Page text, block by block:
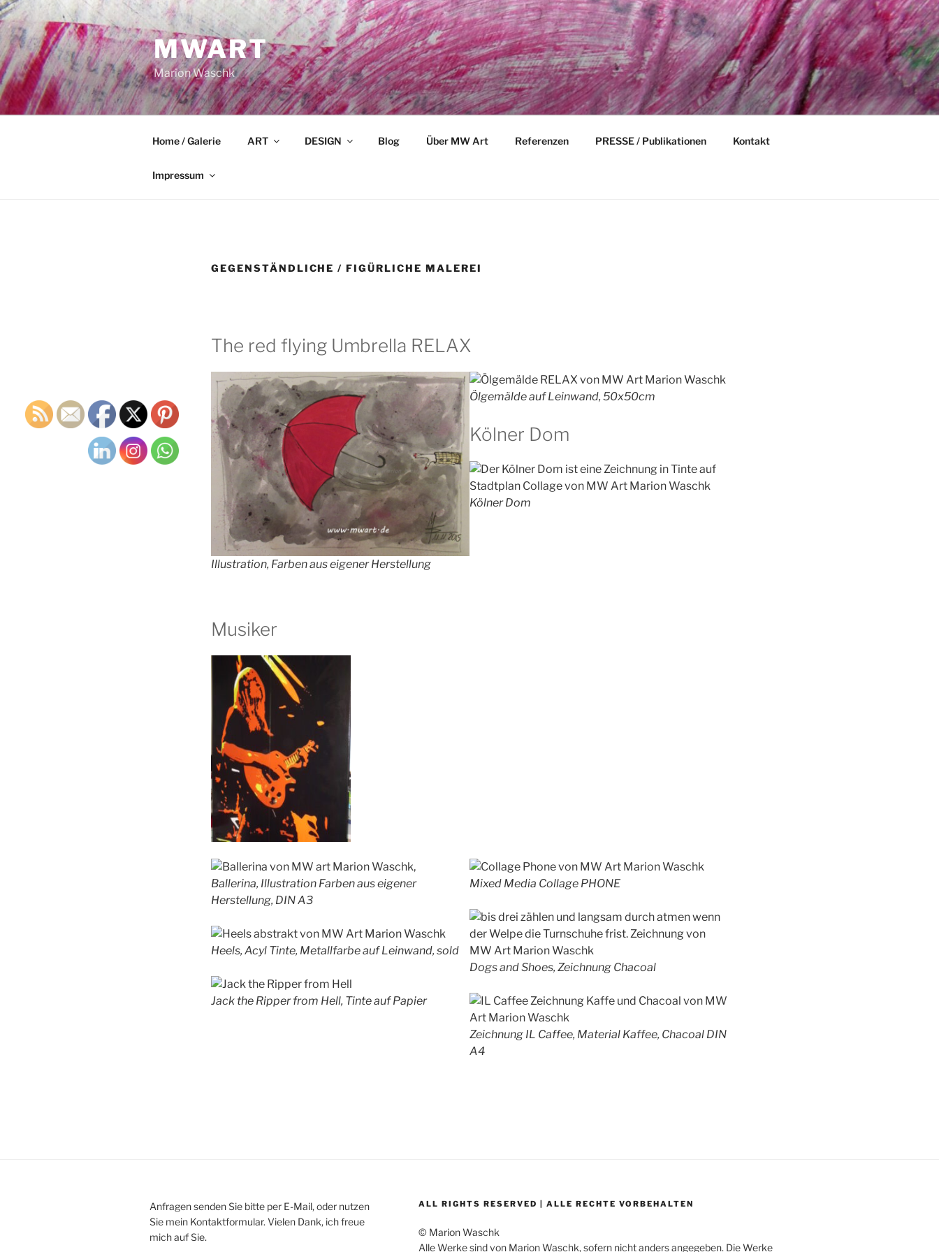
Zum
Inhalt
springen
MWART
Marion Waschk
Home / Galerie ART DESIGN Blog Über MW Art Referenzen PRESSE / Publikationen Kontakt
Impressum
GEGENSTÄNDLICHE / FIGÜRLICHE MALEREI
The red flying Umbrella RELAX
Illustration, Farben aus eigener Herstellung
Musiker
Ölgemälde auf Leinwand, 50x50cm
Kölner Dom
Kölner Dom
Ballerina, Illustration Farben aus eigener
Herstellung, DIN A3
Heels, Acyl Tinte, Metallfarbe auf Leinwand, sold
Jack the Ripper from Hell, Tinte auf Papier
Mixed Media Collage PHONE
Dogs and Shoes, Zeichnung Chacoal
Zeichnung IL Caffee, Material Kaffee, Chacoal DIN
A4
Anfragen senden Sie bitte per E-Mail, oder nutzen
Sie mein Kontaktformular. Vielen Dank, ich freue
mich auf Sie.
ALL RIGHTS RESERVED | ALLE RECHTE VORBEHALTEN
© Marion Waschk
Alle Werke sind von Marion Waschk, sofern nicht anders angegeben. Die Werke